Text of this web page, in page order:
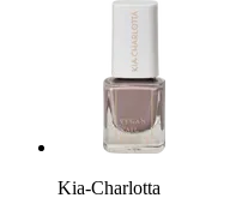
Kia-Charlotta